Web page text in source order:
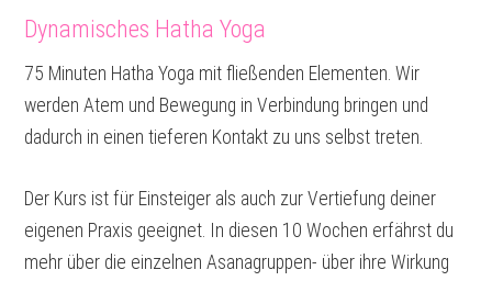
Dynamisches Hatha Yoga
75 Minuten Hatha Yoga mit fließenden Elementen. Wir
werden Atem und Bewegung in Verbindung bringen und
dadurch in einen tieferen Kontakt zu uns selbst treten.
Der Kurs ist für Einsteiger als auch zur Vertiefung deiner
eigenen Praxis geeignet. In diesen 10 Wochen erfährst du
mehr über die einzelnen Asanagruppen- über ihre Wirkung